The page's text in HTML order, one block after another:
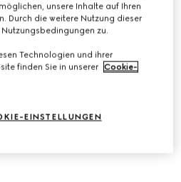
von Gucci
unsere Inhalte auf Ihren
Durch die weitere Nutzung dieser
zu.
Technologien und ihrer
finden Sie in unserer Cookie-
EINSTELLUNGEN